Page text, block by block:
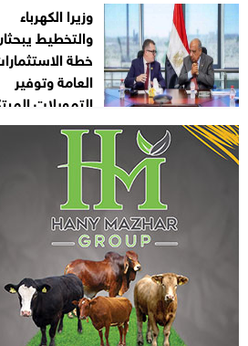
وزيرا الكهرباء
والتخطيط
خطة
العامة وتوفير
التمويلات
لمشروعات